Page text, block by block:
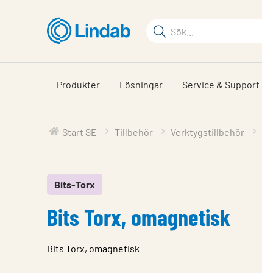
huvudinnehållet
Sökord
på
sajten
Produkter Lösningar Service & Support
Start SE Tillbehör Verktygstillbehör
Bits-Torx
Bits Torx, omagnetisk
Bits Torx, omagnetisk